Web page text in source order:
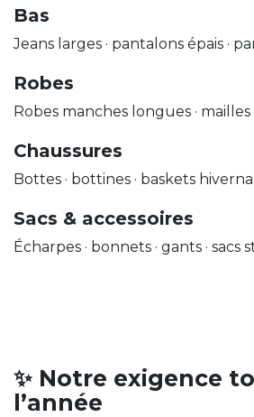
Bas
Jeans larges · pantalons épais ·
Robes
Robes manches longues ·
Chaussures
Bottes · bottines · baskets
Sacs & accessoires
Écharpes · bonnets · gants ·
✨ Notre exigence
l’année